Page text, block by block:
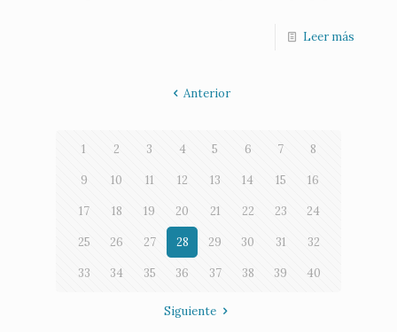
Leer más
Anterior
1 2 3 4 5 6 7 8
9 10 11 12 13 14 15 16
17 18 19 20 21 22 23 24
25 26 27 28 29 30 31 32
33 34 35 36 37 38 39 40
Siguiente